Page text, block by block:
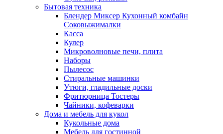
Бытовая техника
Блендер Миксер Кухонный комбайн
Соковыжималки
Касса
Кулер
Микроволновые печи, плита
Наборы
Пылесос
Стиральные машинки
Утюги, гладильные доски
Фритюрница Тостеры
Чайники, кофеварки
Дома и мебель для кукол
Кукольные дома
Мебель для гостинной